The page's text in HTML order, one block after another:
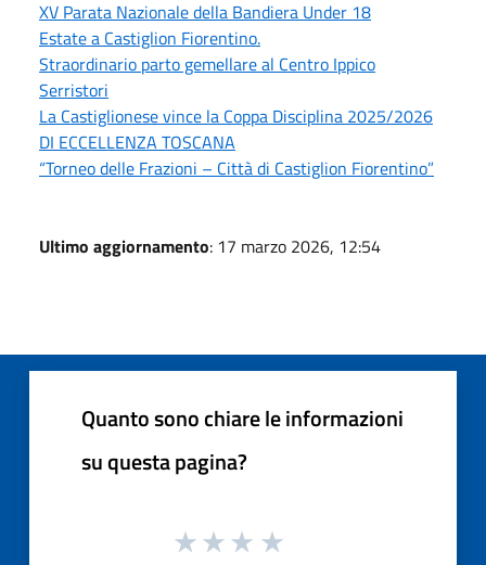
XV Parata Nazionale della Bandiera Under 18
Estate a Castiglion Fiorentino.
Straordinario parto gemellare al Centro Ippico
Serristori
La Castiglionese vince la Coppa Disciplina 2025/2026
DI ECCELLENZA TOSCANA
“Torneo delle Frazioni – Città di Castiglion Fiorentino”
Ultimo aggiornamento: 17 marzo 2026, 12:54
Quanto sono chiare le informazioni
su questa pagina?